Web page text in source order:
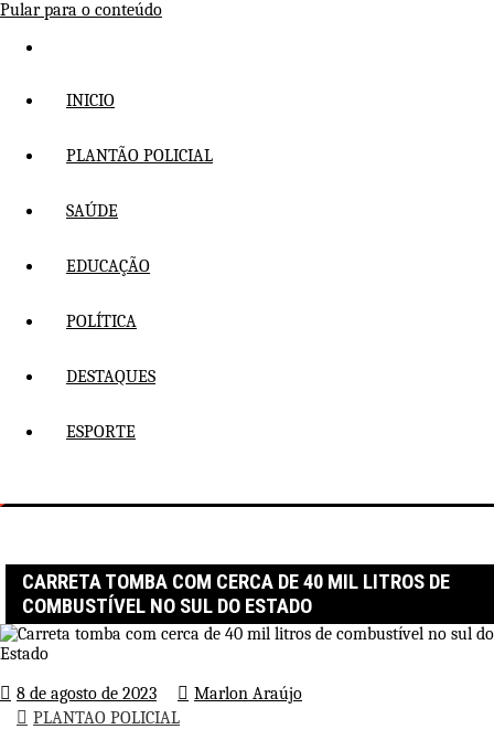
Pular para o conteúdo
INICIO
PLANTÃO POLICIAL
SAÚDE
EDUCAÇÃO
POLÍTICA
DESTAQUES
ESPORTE
CARRETA TOMBA COM CERCA DE 40 MIL LITROS DE
COMBUSTÍVEL NO SUL DO ESTADO
8 de agosto de 2023
Marlon Araújo
PLANTAO POLICIAL